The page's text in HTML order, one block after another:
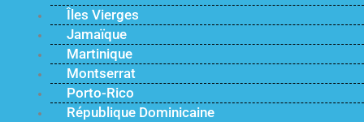
Îles Vierges
Jamaïque
Martinique
Montserrat
Porto-Rico
République Dominicaine